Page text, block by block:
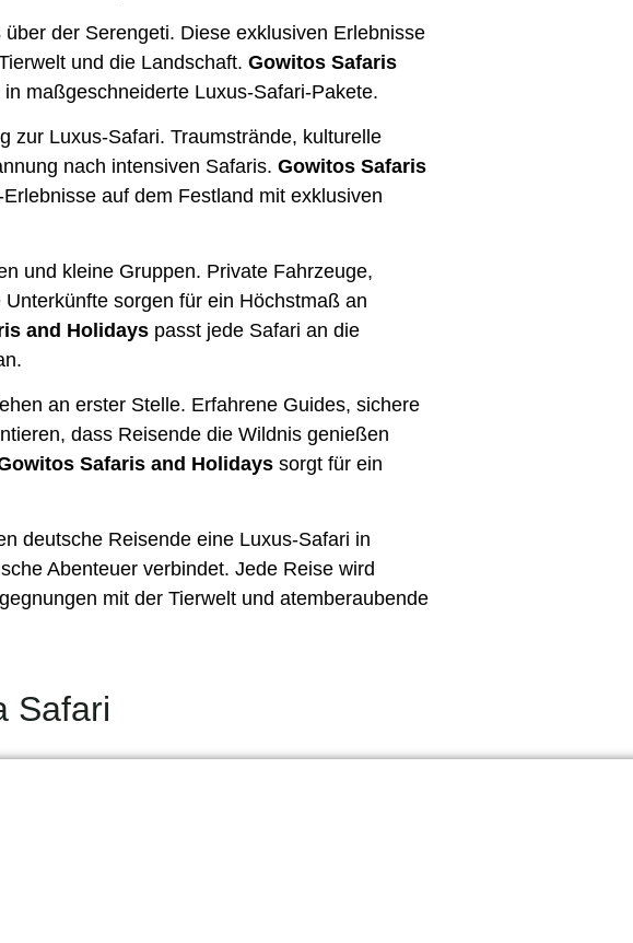
der Serengeti. Diese exklusiven Erlebnisse
und die Landschaft. Gowitos Safaris
maßgeschneiderte Luxus-Safari-Pakete.
zur Luxus-Safari. Traumstrände, kulturelle
nach intensiven Safaris. Gowitos Safaris
auf dem Festland mit exklusiven
und kleine Gruppen. Private Fahrzeuge,
sorgen für ein Höchstmaß an
and Holidays passt jede Safari an die
an erster Stelle. Erfahrene Guides, sichere
dass Reisende die Wildnis genießen
Safaris and Holidays sorgt für ein
deutsche Reisende eine Luxus-Safari in
Abenteuer verbindet. Jede Reise wird
mit der Tierwelt und atemberaubende
Safari